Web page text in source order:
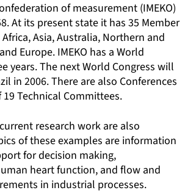
of measurement (IMEKO)
At its present state it has 35 Member
Asia, Australia, Northern and
Europe. IMEKO has a World
years. The next World Congress will
in 2006. There are also Conferences
Technical Committees.
research work are also
of these examples are information
for decision making,
heart function, and flow and
in industrial processes.